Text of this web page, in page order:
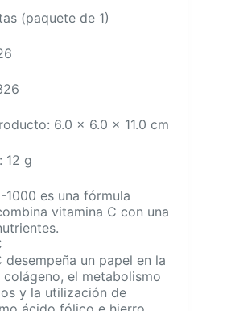
(paquete de 1)
6.0 x 6.0 x 11.0 cm
12 g
1000 es una fórmula
vitamina C con una
desempeña un papel en la
el metabolismo
y la utilización de